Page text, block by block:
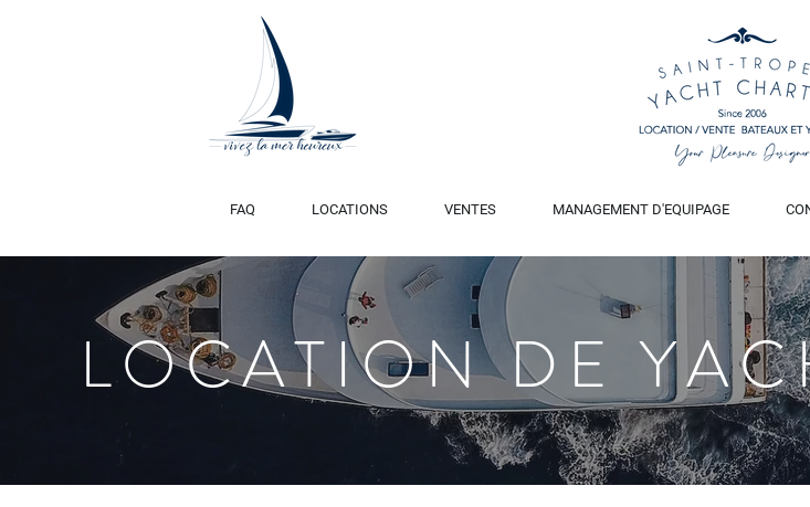
FAQ LOCATIONS VENTES MANAGEMENT D'EQUIPAGE
LOCATION DE